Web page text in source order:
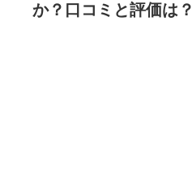
か？口コミと評価は？